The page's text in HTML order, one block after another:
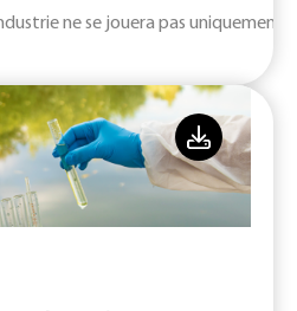
ne se jouera pas uniquement